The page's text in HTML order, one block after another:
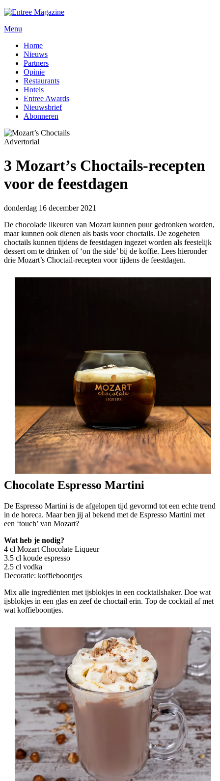
Menu
Home
Nieuws
Partners
Opinie
Restaurants
Hotels
Entree Awards
Nieuwsbrief
Abonneren
Advertorial
3 Mozart’s Choctails-recepten
voor de feestdagen
donderdag 16 december 2021
De chocolade likeuren van Mozart kunnen puur gedronken worden,
maar kunnen ook dienen als basis voor choctails. De zogeheten
choctails kunnen tijdens de feestdagen ingezet worden als feestelijk
dessert om te drinken of ‘on the side’ bij de koffie. Lees hieronder
drie Mozart’s Choctail-recepten voor tijdens de feestdagen.
Chocolate Espresso Martini
De Espresso Martini is de afgelopen tijd gevormd tot een echte trend
in de horeca. Maar ben jij al bekend met de Espresso Martini met
een ‘touch’ van Mozart?
Wat heb je nodig?
4 cl Mozart Chocolate Liqueur
3.5 cl koude espresso
2.5 cl vodka
Decoratie: koffieboontjes
Mix alle ingrediënten met ijsblokjes in een cocktailshaker. Doe wat
ijsblokjes in een glas en zeef de choctail erin. Top de cocktail af met
wat koffieboontjes.